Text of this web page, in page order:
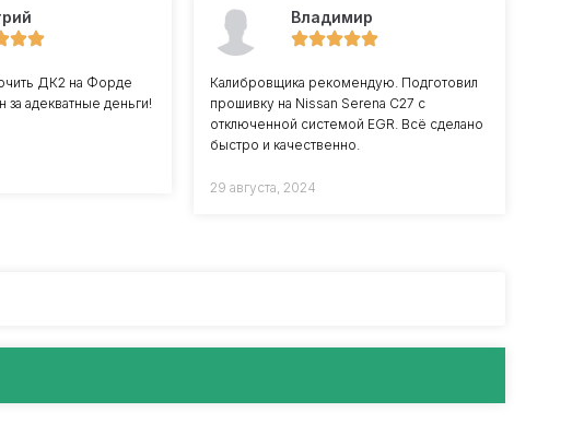
ДК2 на Форде
адекватные деньги!
Владимир
Калибровщика рекомендую. Подготовил
прошивку на Nissan Serena C27 с
отключенной системой EGR. Всё сделано
быстро и качественно.
29 августа, 2024